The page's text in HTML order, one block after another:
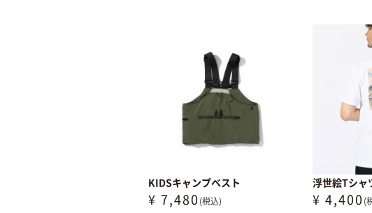
KIDSキャンプベスト
¥ 7,480 (税込)
浮世絵Tシャ
¥ 4,400 (